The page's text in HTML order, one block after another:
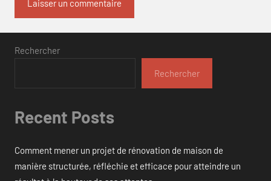
Rechercher
Rechercher
Recent Posts
Comment mener un projet de rénovation de maison de
manière structurée, réfléchie et efficace pour atteindre un